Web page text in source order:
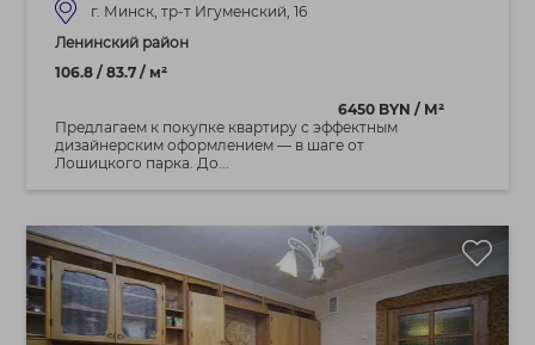
г. Минск, тр-т Игуменский, 16
Ленинский район
106.8 / 83.7 / м²
6450 BYN / М²
Предлагаем к покупке квартиру с эффектным
дизайнерским оформлением — в шаге от
Лошицкого парка. До...